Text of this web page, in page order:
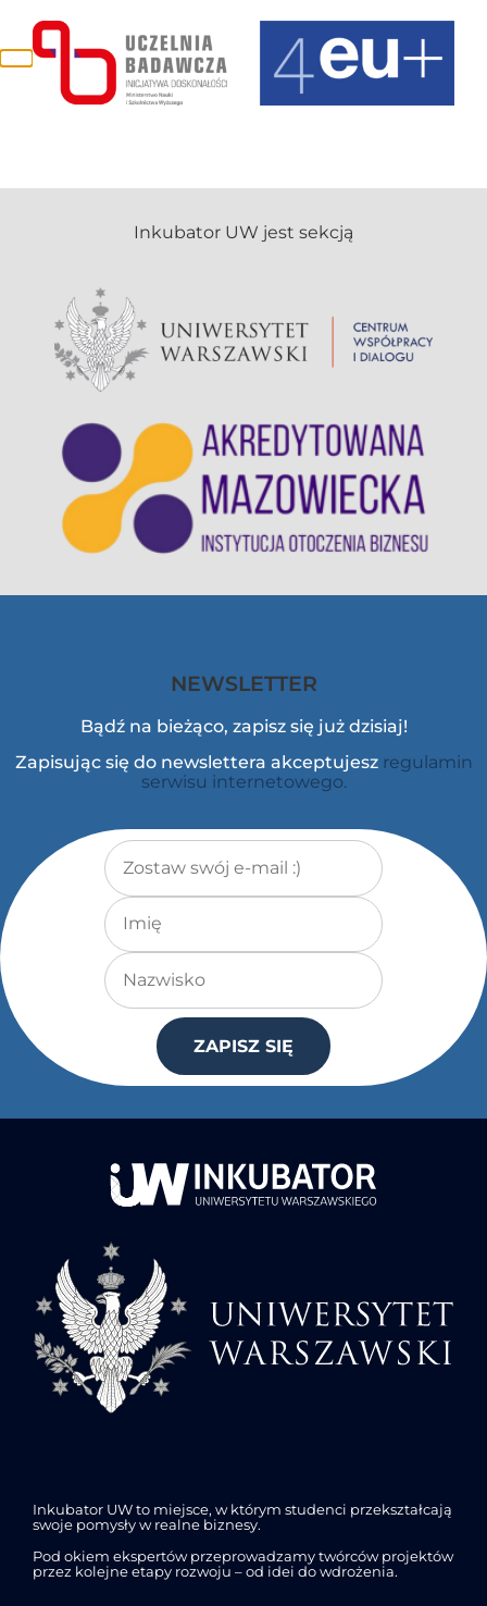
NEWSLETTER
Bądź na bieżąco, zapisz się już dzisiaj!
Zapisując się do newslettera akceptujesz regulamin
serwisu internetowego.
Adres e-mail*
Imię
Nazwisko
ZAPISZ SIĘ
Inkubator UW to miejsce, w którym studenci przekształcają
swoje pomysły w realne biznesy.
Pod okiem ekspertów przeprowadzamy twórców projektów
przez kolejne etapy rozwoju – od idei do wdrożenia.